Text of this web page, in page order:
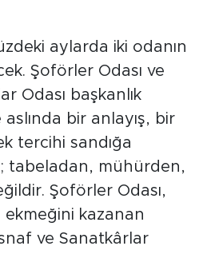
aylarda iki odanın
Şoförler Odası ve
Odası başkanlık
bir anlayış, bir
tercihi sandığa
tabeladan, mühürden,
Şoförler Odası,
ekmeğini kazanan
ve Sanatkârlar